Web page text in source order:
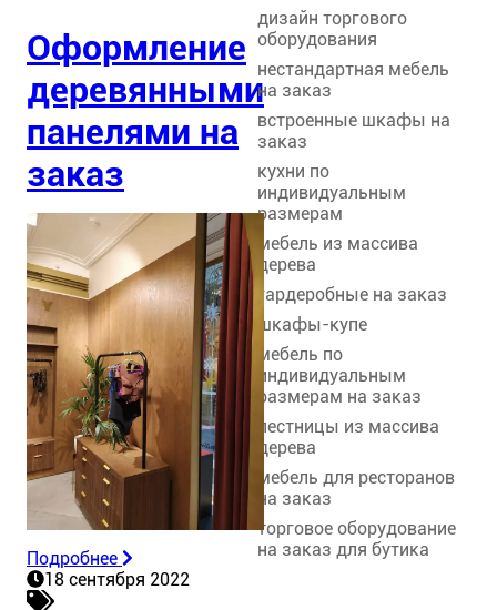
Оформление
деревянными
панелями на
заказ
Подробнее
18 сентября 2022
дизайн торгового
оборудования
нестандартная мебель
на заказ
встроенные шкафы на
заказ
кухни по
индивидуальным
размерам
мебель из массива
дерева
гардеробные на заказ
шкафы-купе
мебель по
индивидуальным
размерам на заказ
лестницы из массива
дерева
мебель для ресторанов
на заказ
торговое оборудование
на заказ для бутика